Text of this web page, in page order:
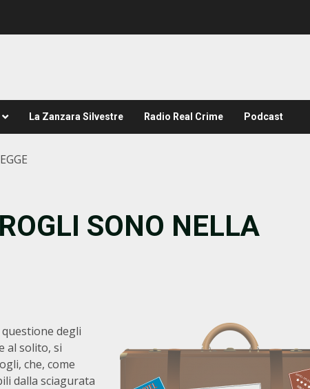
La Zanzara Silvestre Radio Real Crime Podcast
SONO NELLA
degli
al solito, si
che, come
dalla sciagurata